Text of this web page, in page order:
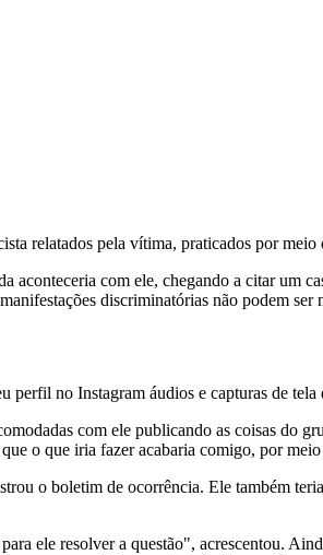
relatados pela vítima, praticados por
aconteceria com ele, chegando a citar um
discriminatórias não podem
no Instagram áudios e capturas de
com ele publicando as coisas do
o que iria fazer acabaria comigo, por
o boletim de ocorrência. Ele também
ele resolver a questão", acrescentou.